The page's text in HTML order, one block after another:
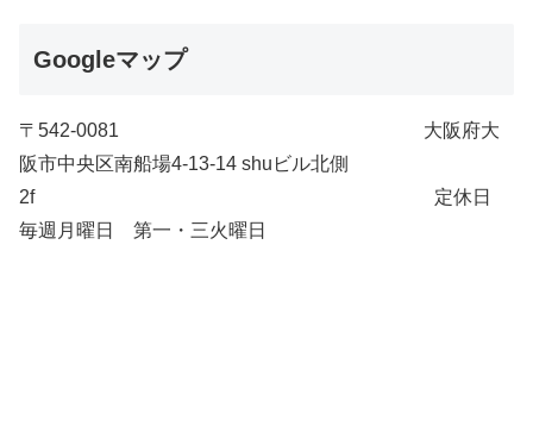
Googleマップ
〒542-0081 大阪府大
阪市中央区南船場4-13-14 shuビル北側
2f 定休日
毎週月曜日 第一・三火曜日